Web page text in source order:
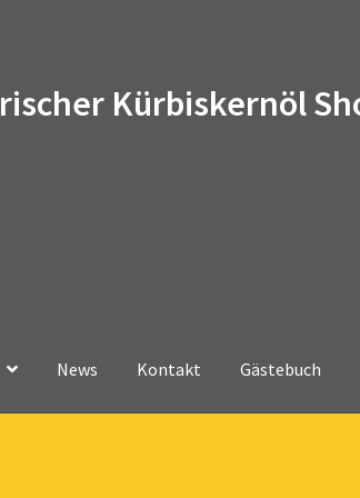
Kürbiskernöl
News Kontakt Gästebuch